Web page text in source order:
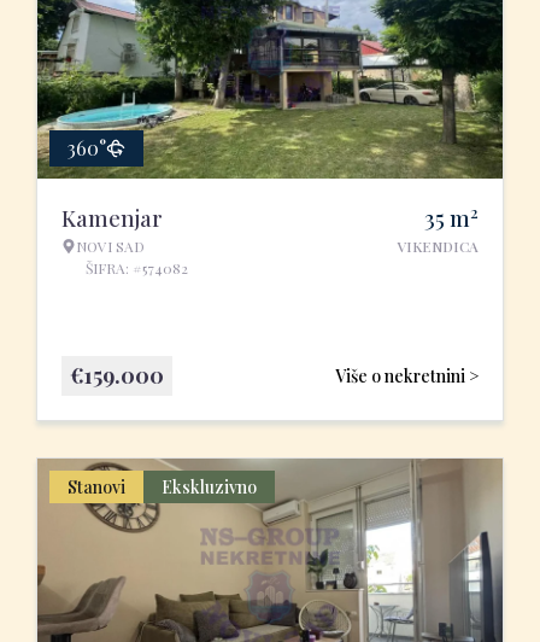
360°
Kamenjar
NOVI SAD
ŠIFRA: #574082
35 m2
VIKENDICA
Više o nekretnini >
€159.000
Stanovi Ekskluzivno